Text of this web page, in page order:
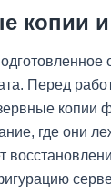
копии и
Перед
копии
где они